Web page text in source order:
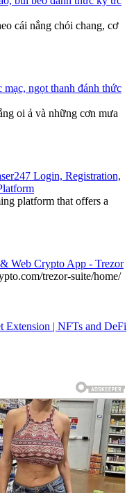
cái nắng chói chang, cơ
ngọt thanh đánh thức
oi ả và những cơn mưa
Login, Registration,
platform that offers a
Web Crypto App - Trezor
trezor-suite/home/
| NFTs and DeFi